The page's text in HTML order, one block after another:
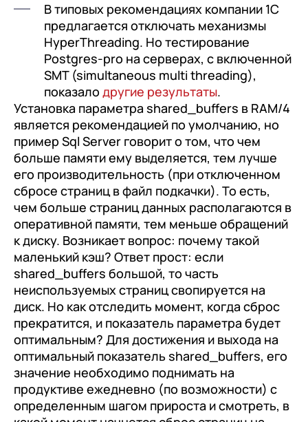
В типовых рекомендациях компании 1С
предлагается отключать механизмы
HyperThreading. Но тестирование
Postgres-pro на серверах, с включенной
SMT (simultaneous multi threading),
показало другие результаты.
Установка параметра shared_buffers в RAM/4
является рекомендацией по умолчанию, но
пример Sql Server говорит о том, что чем
больше памяти ему выделяется, тем лучше
его производительность (при отключенном
сбросе страниц в файл подкачки). То есть,
чем больше страниц данных располагаются в
оперативной памяти, тем меньше обращений
к диску. Возникает вопрос: почему такой
маленький кэш? Ответ прост: если
shared_buffers большой, то часть
неиспользуемых страниц свопируется на
диск. Но как отследить момент, когда сброс
прекратится, и показатель параметра будет
оптимальным? Для достижения и выхода на
оптимальный показатель shared_buffers, его
значение необходимо поднимать на
продуктиве ежедневно (по возможности) с
определенным шагом прироста и смотреть, в